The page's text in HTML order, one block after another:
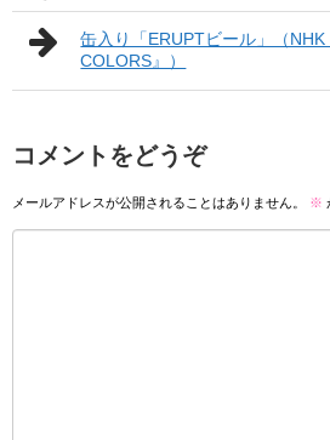
缶入り「ERUPTビール」（
COLORS』）
コメントをどうぞ
メールアドレスが公開されることはありません。 ※